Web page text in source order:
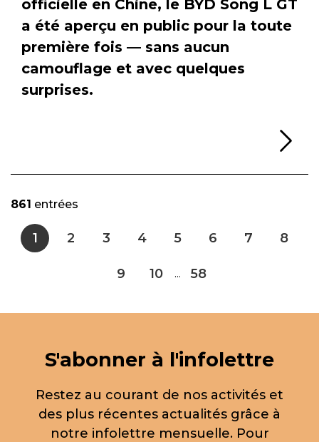
officielle en Chine, le BYD Song L GT
a été aperçu en public pour la toute
première fois — sans aucun
camouflage et avec quelques
surprises.
861 entrées
1 2 3 4 5 6 7 8
9 10 ... 58
S'abonner à l'infolettre
Restez au courant de nos activités et
des plus récentes actualités grâce à
notre infolettre mensuelle. Pour